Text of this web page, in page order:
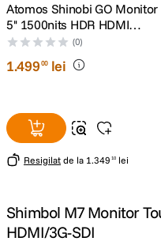
10. dji osmo
Atomos Shinobi GO Monitor
5'' 1500nits HDR HDMI
4K30p
(0)
1.49900 lei
Resigilat de la 1 .349 10 lei
Shimbol M7 Monitor
HDMI/3G-SDI